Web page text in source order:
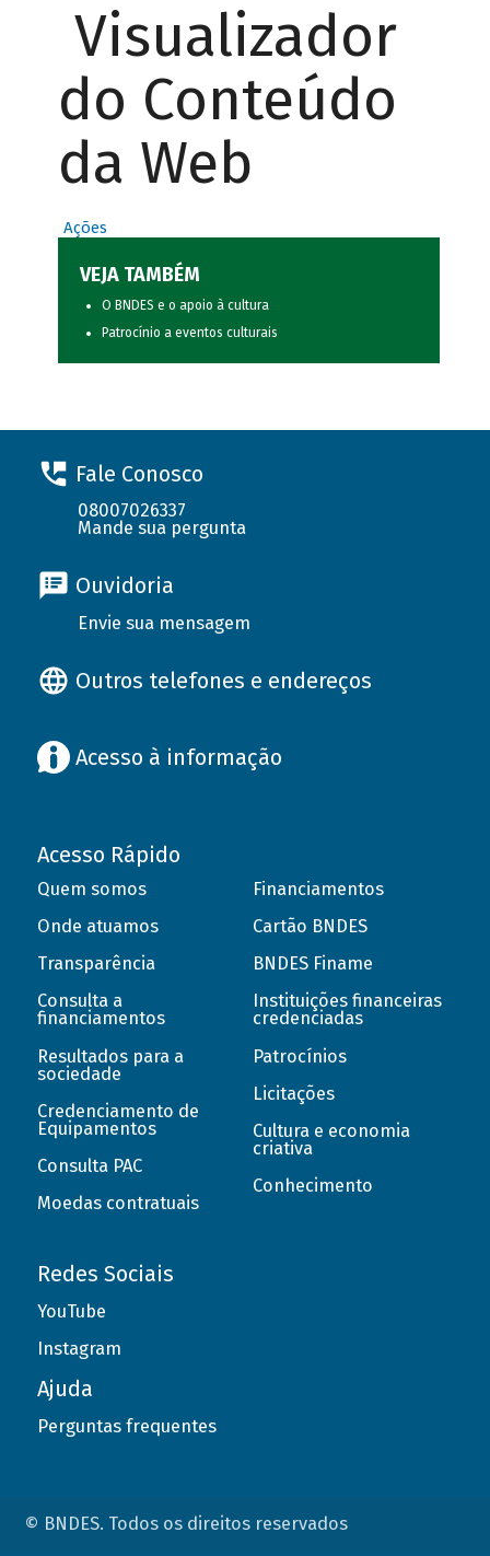
Visualizador
do Conteúdo
da Web
Ações
VEJA TAMBÉM
O BNDES e o apoio à cultura
Patrocínio a eventos culturais
Fale Conosco
08007026337
Mande sua pergunta
Ouvidoria
Envie sua mensagem
Outros telefones e endereços
Acesso à informação
Acesso Rápido
Quem somos
Onde atuamos
Transparência
Consulta a
financiamentos
Resultados para a
sociedade
Credenciamento de
Equipamentos
Consulta PAC
Moedas contratuais
Financiamentos
Cartão BNDES
BNDES Finame
Instituições financeiras
credenciadas
Patrocínios
Licitações
Cultura e economia
criativa
Conhecimento
Redes Sociais
YouTube
Instagram
Ajuda
Perguntas frequentes
© BNDES. Todos os direitos reservados